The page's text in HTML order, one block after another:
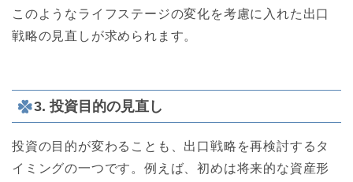
このようなライフステージの変化を考慮に入れた出口
戦略の見直しが求められます。
3. 投資目的の見直し
投資の目的が変わることも、出口戦略を再検討するタ
イミングの一つです。例えば、初めは将来的な資産形